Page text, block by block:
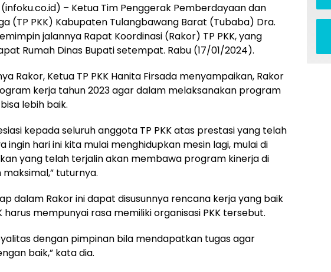
– Ketua Tim Penggerak Pemberdayaan dan
(TP PKK) Kabupaten Tulangbawang Barat (Tubaba) Dra.
jalannya Rapat Koordinasi (Rakor) TP PKK, yang
Rumah Dinas Bupati setempat. Rabu (17/01/2024).
Rakor, Ketua TP PKK Hanita Firsada menyampaikan, Rakor
kerja tahun 2023 agar dalam melaksanakan program
lebih baik.
kepada seluruh anggota TP PKK atas prestasi yang telah
ingin hari ini kita mulai menghidupkan mesin lagi, mulai di
yang telah terjalin akan membawa program kinerja di
tuturnya.
dalam Rakor ini dapat disusunnya rencana kerja yang baik
harus mempunyai rasa memiliki organisasi PKK tersebut.
dengan pimpinan bila mendapatkan tugas agar
baik,” kata dia.